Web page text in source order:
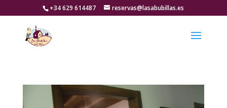
+34 629 614487 reservas@lasabubillas.es